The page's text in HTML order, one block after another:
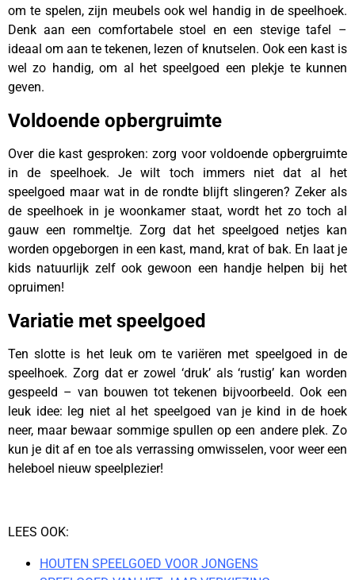
om te spelen, zijn meubels ook wel handig in de speelhoek.
Denk aan een comfortabele stoel en een stevige tafel –
ideaal om aan te tekenen, lezen of knutselen. Ook een kast is
wel zo handig, om al het speelgoed een plekje te kunnen
geven.
Voldoende opbergruimte
Over die kast gesproken: zorg voor voldoende opbergruimte
in de speelhoek. Je wilt toch immers niet dat al het
speelgoed maar wat in de rondte blijft slingeren? Zeker als
de speelhoek in je woonkamer staat, wordt het zo toch al
gauw een rommeltje. Zorg dat het speelgoed netjes kan
worden opgeborgen in een kast, mand, krat of bak. En laat je
kids natuurlijk zelf ook gewoon een handje helpen bij het
opruimen!
Variatie met speelgoed
Ten slotte is het leuk om te variëren met speelgoed in de
speelhoek. Zorg dat er zowel ‘druk’ als ‘rustig’ kan worden
gespeeld – van bouwen tot tekenen bijvoorbeeld. Ook een
leuk idee: leg niet al het speelgoed van je kind in de hoek
neer, maar bewaar sommige spullen op een andere plek. Zo
kun je dit af en toe als verrassing omwisselen, voor weer een
heleboel nieuw speelplezier!
LEES OOK:
HOUTEN SPEELGOED VOOR JONGENS